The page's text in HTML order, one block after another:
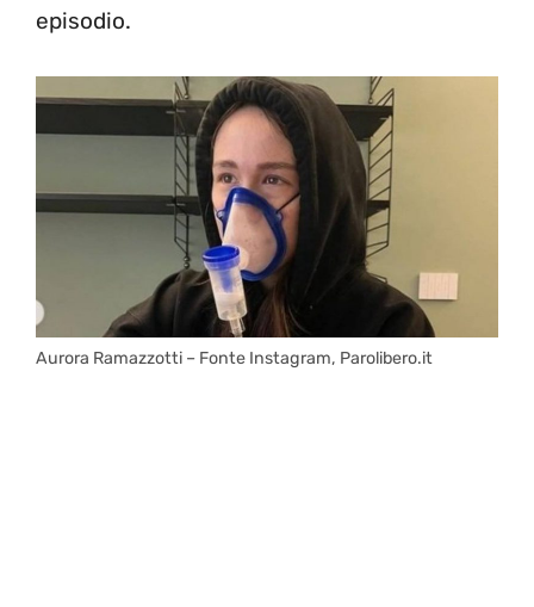
episodio.
Aurora Ramazzotti – Fonte Instagram, Parolibero.it